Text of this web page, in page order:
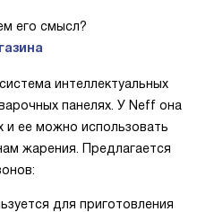
его смысл?
интеллектуальных
панелях. У Neff она
ее можно использовать
жарения. Предлагается
для приготовления